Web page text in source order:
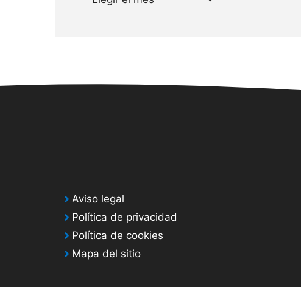
Aviso legal
Política de privacidad
Política de cookies
Mapa del sitio